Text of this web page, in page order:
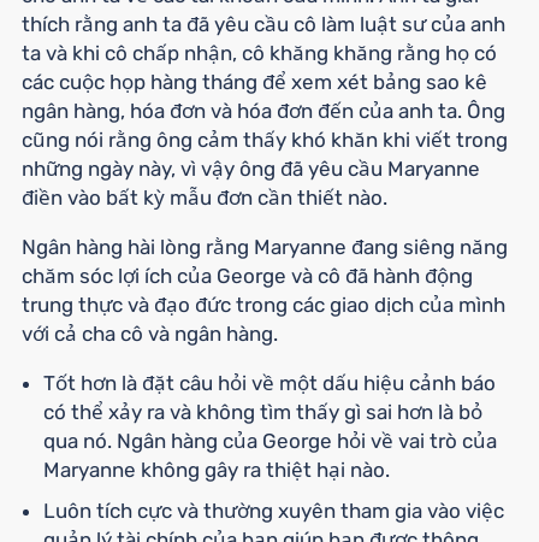
thích rằng anh ta đã yêu cầu cô làm luật sư của anh
ta và khi cô chấp nhận, cô khăng khăng rằng họ có
các cuộc họp hàng tháng để xem xét bảng sao kê
ngân hàng, hóa đơn và hóa đơn đến của anh ta. Ông
cũng nói rằng ông cảm thấy khó khăn khi viết trong
những ngày này, vì vậy ông đã yêu cầu Maryanne
điền vào bất kỳ mẫu đơn cần thiết nào.
Ngân hàng hài lòng rằng Maryanne đang siêng năng
chăm sóc lợi ích của George và cô đã hành động
trung thực và đạo đức trong các giao dịch của mình
với cả cha cô và ngân hàng.
Tốt hơn là đặt câu hỏi về một dấu hiệu cảnh báo
có thể xảy ra và không tìm thấy gì sai hơn là bỏ
qua nó. Ngân hàng của George hỏi về vai trò của
Maryanne không gây ra thiệt hại nào.
Luôn tích cực và thường xuyên tham gia vào việc